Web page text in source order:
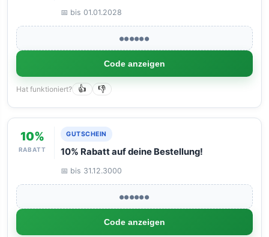
📅 bis 01.01.2028
●●●●●●
Code anzeigen
Hat funktioniert? 👍 👎
10%
RABATT
GUTSCHEIN
10% Rabatt auf deine Bestellung!
📅 bis 31.12.3000
●●●●●●
Code anzeigen